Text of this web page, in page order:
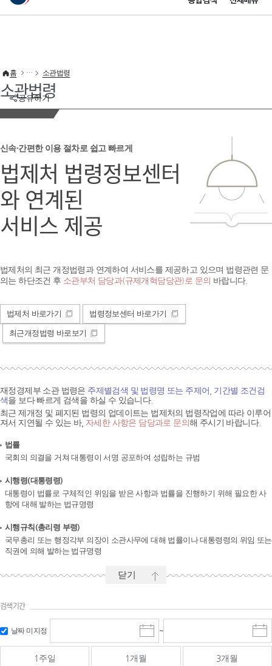
이 누리집은 대한민국 공식 전자정부 누리집입니다.
공유하기
홈 소관법령
소관법령
신속·간편한 이용 절차로 쉽고 빠르게
법제처 법령정보센터
와 연계된
서비스 제공
법제처의 최근 개정법령과 연계하여 서비스를 제공하고 있으며 법령관련 문
의는 하단조건 후 소관부처 담당과(규제개혁담당관)로 문의 바랍니다.
법제처 바로가기 법령정보센터 바로가기
최근개정법령 바로보기
재정경제부 소관 법령은 주제별검색 및 법령명 또는 주제어, 기간별 조건검
색을 보다 빠르게 검색을 하실 수 있습니다.
최근 제개정 및 폐지된 법령의 업데이트는 법제처의 법령작업에 따라 이루어
져서 지연될 수 있는 바, 자세한 사항은 담당과로 문의해 주시기 바랍니다.
법률
국회의 의결을 거쳐 대통령이 서명 공포하여 성립하는 규범
시행령(대통령령)
대통령이 법률로 구체적인 위임을 받은 사항과 법률을 진행하기 위해 필요한 사
항에 대해 발하는 법규명령
시행규칙(총리령 부령)
국무총리 또는 행정각부 의장이 소관사무에 대해 법률이나 대통령령의 위임 또는
직권에 의해 발하는 법규명령
닫기
검색기간
날짜 미지정
시
작
일
~
마
감
1주일 1개월 3개월